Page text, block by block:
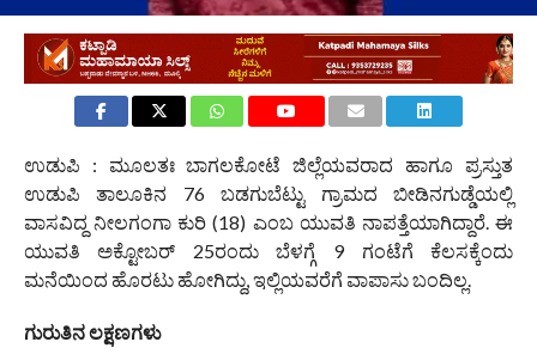
ಉಡುಪಿ : ಮೂಲತಃ ಬಾಗಲಕೋಟೆ ಜಿಲ್ಲೆಯವರಾದ ಹಾಗೂ ಪ್ರಸ್ತುತ
ಉಡುಪಿ ತಾಲೂಕಿನ 76 ಬಡಗುಬೆಟ್ಟು ಗ್ರಾಮದ ಬೀಡಿನಗುಡ್ಡೆಯಲ್ಲಿ
ವಾಸವಿದ್ದ ನೀಲಗಂಗಾ ಕುರಿ (18) ಎಂಬ ಯುವತಿ ನಾಪತ್ತೆಯಾಗಿದ್ದಾರೆ. ಈ
ಯುವತಿ ಅಕ್ಟೋಬರ್ 25ರಂದು ಬೆಳಗ್ಗೆ 9 ಗಂಟೆಗೆ ಕೆಲಸಕ್ಕೆಂದು
ಮನೆಯಿಂದ ಹೊರಟು ಹೋಗಿದ್ದು, ಇಲ್ಲಿಯವರೆಗೆ ವಾಪಾಸು ಬಂದಿಲ್ಲ.
ಗುರುತಿನ ಲಕ್ಷಣಗಳು